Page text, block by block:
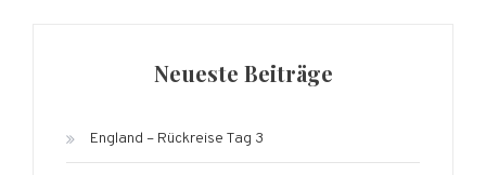
Neueste Beiträge
England – Rückreise Tag 3